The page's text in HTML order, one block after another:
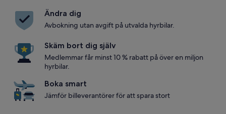
Ändra dig
Avbokning utan avgift på utvalda hyrbilar.
Skäm bort dig själv
Medlemmar får minst 10 % rabatt på över en miljon
hyrbilar.
Boka smart
Jämför billeverantörer för att spara stort